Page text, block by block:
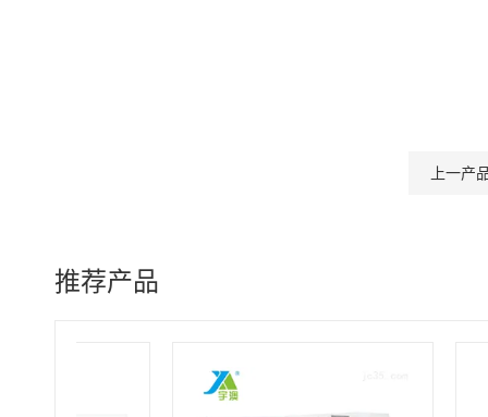
上一产
推荐产品